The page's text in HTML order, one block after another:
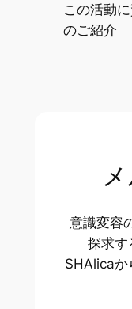
この活動
のご紹介
意識変容
探求す
SHAlicaか